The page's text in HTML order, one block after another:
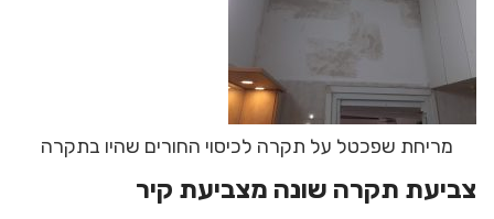
מריחת שפכטל על תקרה לכיסוי החורים שהיו בתקרה
צביעת תקרה שונה מצביעת קיר